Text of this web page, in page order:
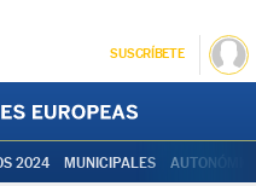
SUSCRÍBETE
2024 MUNICIPALES